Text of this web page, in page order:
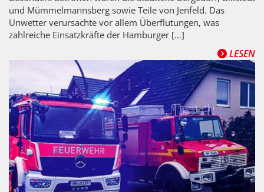
und Mümmelmannsberg sowie Teile von Jenfeld. Das
Unwetter verursachte vor allem Überflutungen, was
zahlreiche Einsatzkräfte der Hamburger […]
LESEN